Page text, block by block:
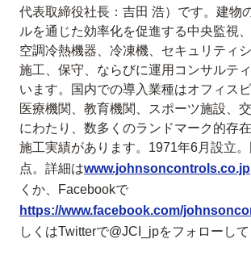
代表取締役社長：吉田 浩）です。建物
ルを通じた効率化を促進する中央監視
空調冷熱機器、冷凍機、セキュリティ
施工、保守、ならびに運用コンサルテ
います。国内での導入業種はオフィス
医療機関、教育機関、スポーツ施設、
にわたり、数多くのランドマーク的存
施工実績があります。1971年6月設立
点。詳細はwww.johnsoncontrols.co.jp
くか、Facebookで
https://www.facebook.com/
しくはTwitterで@JCI_jpをフォローして